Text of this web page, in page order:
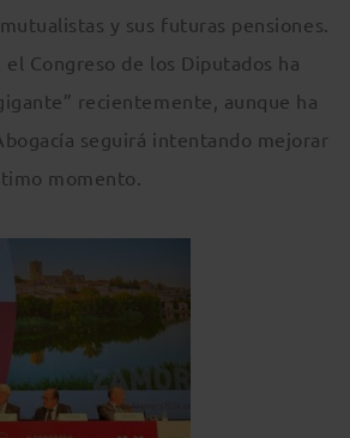
y sus futuras pensiones.
el Congreso de los Diputados ha
recientemente, aunque ha
seguirá intentando mejorar
momento.